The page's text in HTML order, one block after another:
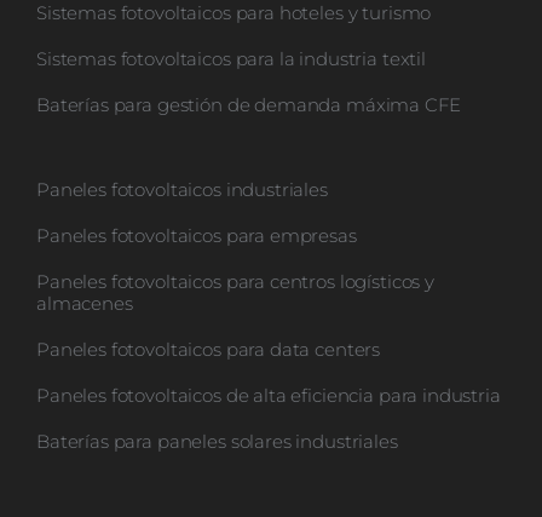
CONTACTO
Sistemas fotovoltaicos para hoteles y turismo
Sistemas fotovoltaicos para la industria textil
Baterías para gestión de demanda máxima CFE
Paneles fotovoltaicos industriales
Paneles fotovoltaicos para empresas
Paneles fotovoltaicos para centros logísticos y
almacenes
Paneles fotovoltaicos para data centers
Paneles fotovoltaicos de alta eficiencia para industria
Baterías para paneles solares industriales